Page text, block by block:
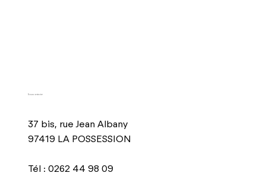
Nous contacter
37 bis, rue Jean Albany
97419 LA POSSESSION
Tél : 0262 44 98 09